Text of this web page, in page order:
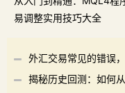
易调整实用技巧大全
外汇交易常见的错误
揭秘历史回测：如何